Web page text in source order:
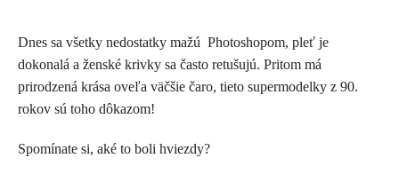
Dnes sa všetky nedostatky mažú Photoshopom, pleť je
dokonalá a ženské krivky sa často retušujú. Pritom má
prirodzená krása oveľa väčšie čaro, tieto supermodelky z 90.
rokov sú toho dôkazom!
Spomínate si, aké to boli hviezdy?